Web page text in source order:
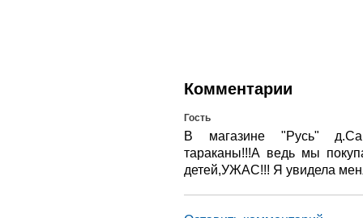
Комментарии
Гость
В магазине "Русь"
тараканы!!!А ведь мы
детей,УЖАС!!! Я увидела